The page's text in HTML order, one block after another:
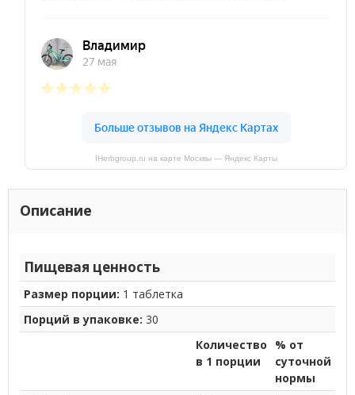
IHerbgroup.ru на карте Москвы — Яндекс Карты
Описание
Пищевая ценность
Размер порции: 1 таблетка
Порций в упаковке: 30
Количество
в 1 порции
% от
суточной
нормы